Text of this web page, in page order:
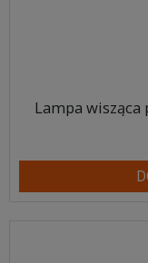
Lampa wisząca